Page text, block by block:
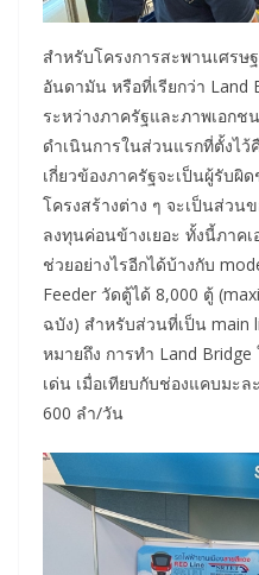
สำหรับโครงการสะพานเศรษ
อันดามัน หรือที่เรียกว่า Land
ระหว่างภาครัฐและภาพเอก
ดำเนินการในส่วนแรกที่ตั้งไ
เกี่ยวข้องภาครัฐจะเป็นผู้รับผิ
โครงสร้างต่าง ๆ จะเป็นส่วน
ลงทุนค่อนข้างเยอะ ทั้งนี้ภาค
ช่วยอย่างไรอีกได้บ้างกับ
Feeder วัดตู้ได้ 8,000 ตู้
ฉบัง) สำหรับส่วนที่เป็น main
หมายถึง การทำ Land Bridge
เด่น เมื่อเทียบกับช่องแคบมะ
600 ลำ/วัน